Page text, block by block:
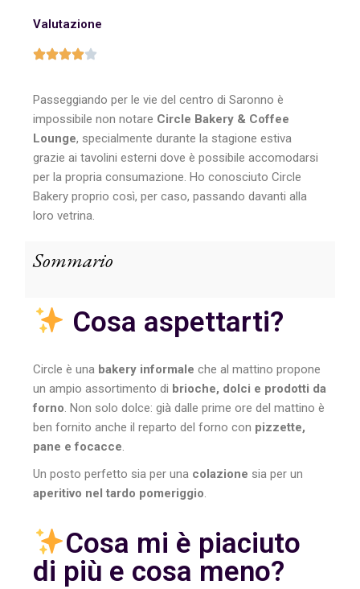
Valutazione
Passeggiando per le vie del centro di Saronno è
impossibile non notare Circle Bakery & Coffee
Lounge, specialmente durante la stagione estiva
grazie ai tavolini esterni dove è possibile accomodarsi
per la propria consumazione. Ho conosciuto Circle
Bakery proprio così, per caso, passando davanti alla
loro vetrina.
Sommario
Cosa aspettarti?
Circle è una bakery informale che al mattino propone
un ampio assortimento di brioche, dolci e prodotti da
forno. Non solo dolce: già dalle prime ore del mattino è
ben fornito anche il reparto del forno con pizzette,
pane e focacce.
Un posto perfetto sia per una colazione sia per un
aperitivo nel tardo pomeriggio.
Cosa mi è piaciuto
di più e cosa meno?